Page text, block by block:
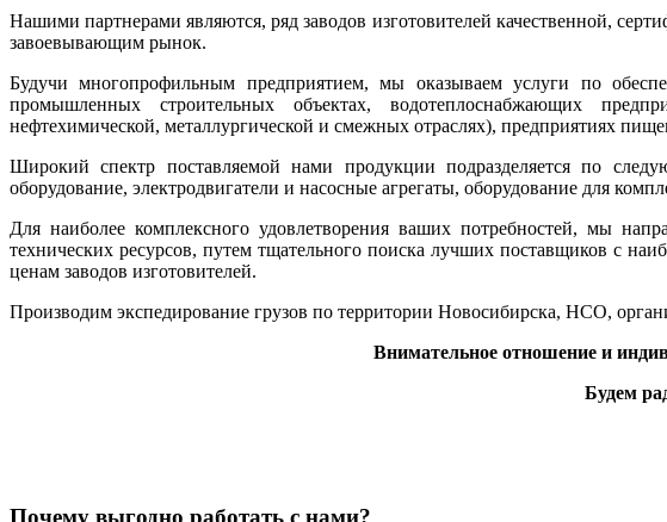
Нашими партнерами являются, ряд заводов изготовителей качественной,
завоевывающим рынок.
Будучи многопрофильным предприятием, мы оказываем услуги по
промышленных строительных объектах, водотеплоснабжающих
нефтехимической, металлургической и смежных отраслях), предприятиях
Широкий спектр поставляемой нами продукции подразделяется по
оборудование, электродвигатели и насосные агрегаты, оборудование для
Для наиболее комплексного удовлетворения ваших потребностей, мы
технических ресурсов, путем тщательного поиска лучших поставщиков с
ценам заводов изготовителей.
Производим экспедирование грузов по территории Новосибирска, НСО,
Внимательное отношение и
Будем
Почему выгодно работать с нами?